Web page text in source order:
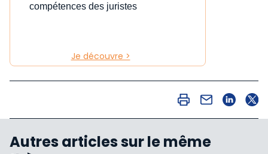
compétences des juristes
Je découvre >
Autres articles sur le même